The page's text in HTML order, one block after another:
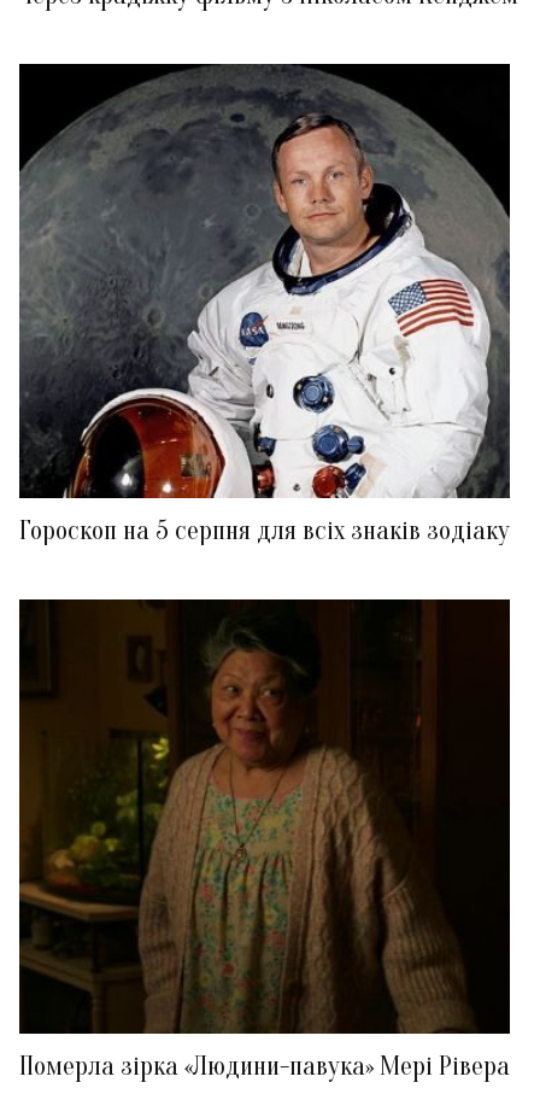
Гороскоп на 5 серпня для всіх знаків зодіаку
Померла зірка «Людини-павука» Мері Рівера